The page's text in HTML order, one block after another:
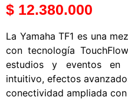
$ 12.380.000
La Yamaha TF1 es una
con tecnología
estudios y eventos
intuitivo, efectos
conectividad ampliada